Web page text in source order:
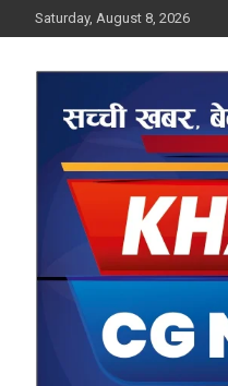
to
Saturday, August 8, 2026